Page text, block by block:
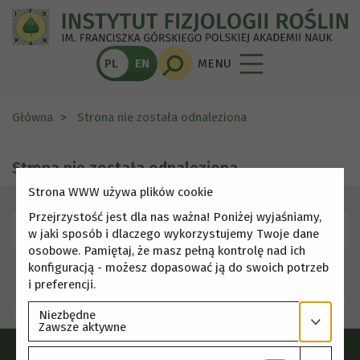
PL EN MENU
Główna Strona nie została odnaleziona
Strona nie została odnaleziona
Skorzystaj z menu, aby wybrać inną stronę.
Strona WWW używa plików cookie
Przejrzystość jest dla nas ważna! Poniżej wyjaśniamy,
w jaki sposób i dlaczego wykorzystujemy Twoje dane
osobowe. Pamiętaj, że masz pełną kontrolę nad ich
konfiguracją - możesz dopasować ją do swoich potrzeb
i preferencji.
Niezbędne
Zawsze aktywne